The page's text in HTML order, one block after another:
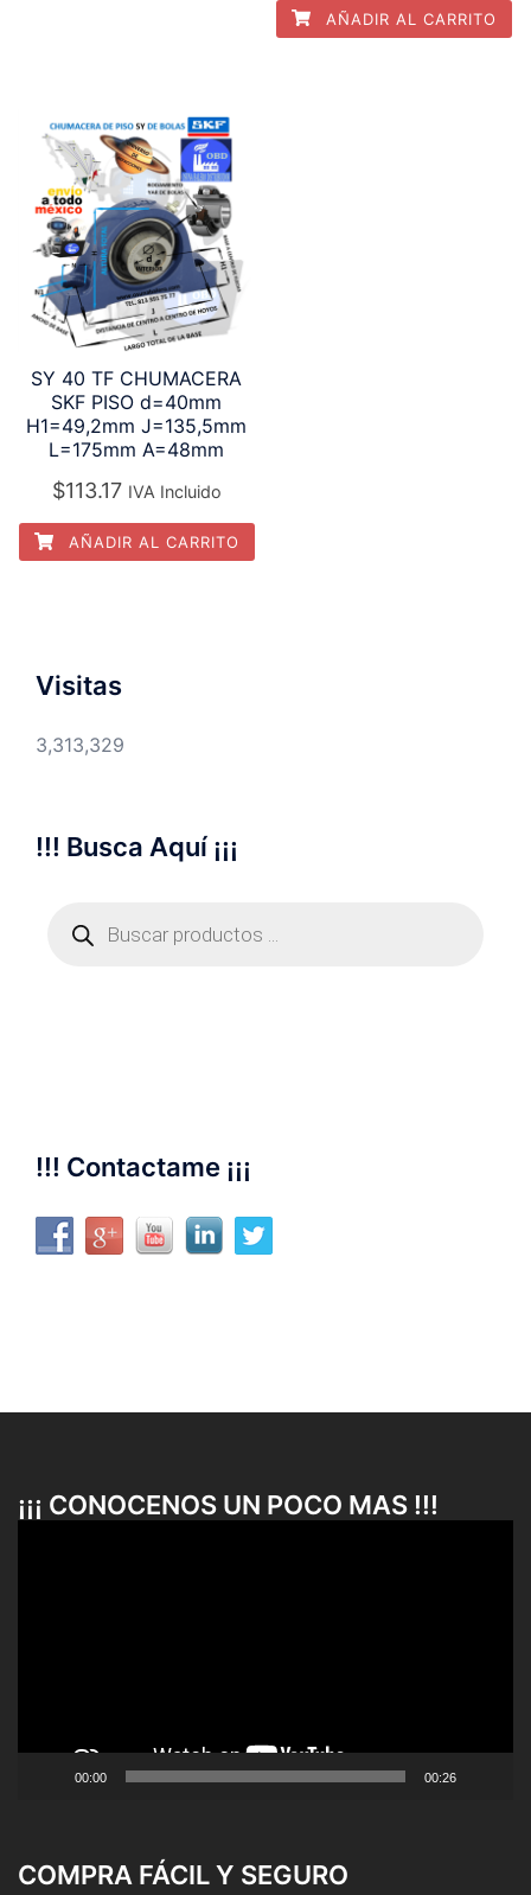
AÑADIR AL CARRITO
SY 40 TF CHUMACERA
SKF PISO d=40mm
H1=49,2mm J=135,5mm
L=175mm A=48mm
$113.17 IVA Incluido
AÑADIR AL CARRITO
Visitas
3,313,329
!!! Busca Aquí ¡¡¡
productos
!!! Contactame ¡¡¡
¡¡¡ CONOCENOS UN POCO MAS !!!
00:00 00:26
COMPRA FÁCIL Y SEGURO